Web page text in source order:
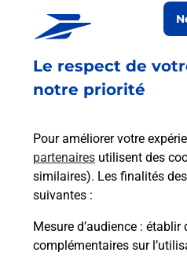
Le respect de
notre priorité
Pour améliorer votre
partenaires utilisent des
similaires). Les finalités
suivantes :
Mesure d’audience : établir
complémentaires sur
Malin !
La Poste
en ligne
Ouvert 24h/24
En savoir plus
Recherchez un